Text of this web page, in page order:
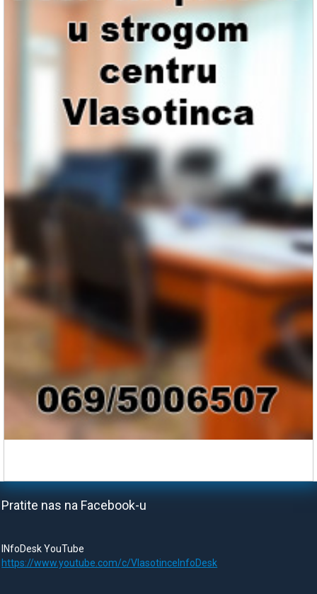
Pratite nas na Facebook-u
INfoDesk YouTube
https://www.youtube.com/c/VlasotinceInfoDesk